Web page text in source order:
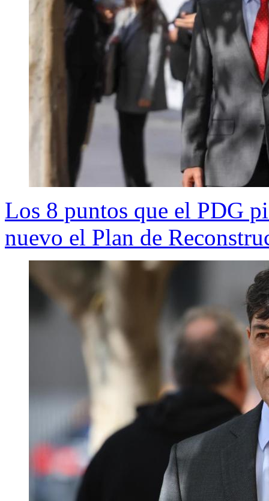
Los 8 puntos que el PDG
nuevo el Plan de